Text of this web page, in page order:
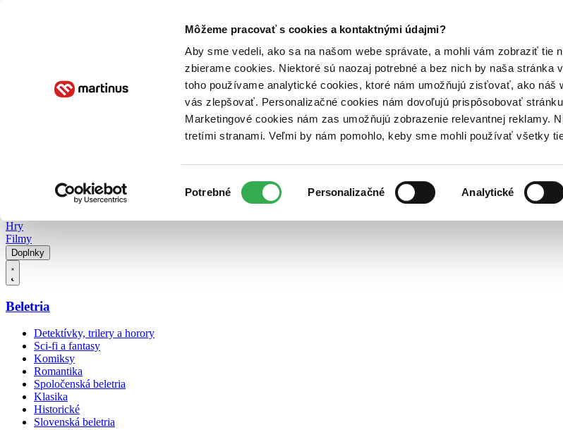
Môžeme pracovať s cookies a kontaktnými údajmi?
Aby sme vedeli, ako sa na našom webe správate, a mohli vám zobraziť tie
zbierame cookies. Niektoré sú naozaj potrebné a bez nich by naša stránka
toho používame analytické cookies, ktoré nám umožňujú zisťovať, ako náš
vás zlepšovať. Personalizačné cookies nám dovoľujú prispôsobovať
Marketingové cookies nám zas umožňujú zobrazenie relevantnej reklamy.
tretími stranami. Veľmi by nám pomohlo, keby sme mohli používať všetky
súhlasu
Potrebné Personalizačné Analytické
Poukážky Kontakt
Hry
Filmy
Doplnky
Beletria
Detektívky, trilery a horory
Sci-fi a fantasy
Komiksy
Romantika
Spoločenská beletria
Klasika
Historické
Slovenská beletria